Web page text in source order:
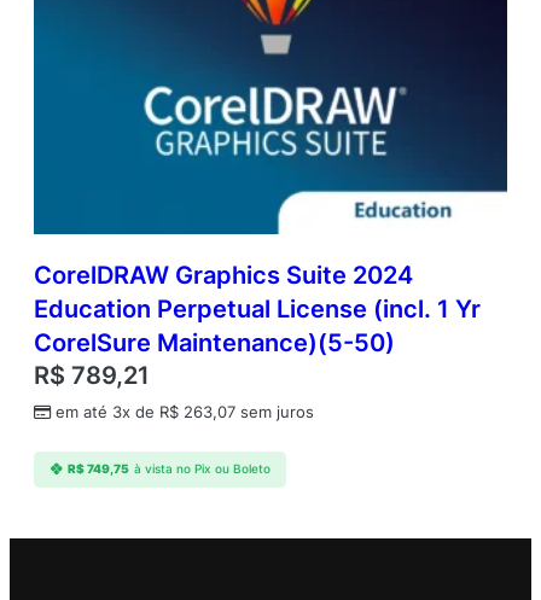
CorelDRAW Graphics Suite 2024
Education Perpetual License (incl. 1 Yr
CorelSure Maintenance)(5-50)
R$ 789,21
em até 3x de R$ 263,07 sem juros
R$749,75 à vista no Pix ou Boleto